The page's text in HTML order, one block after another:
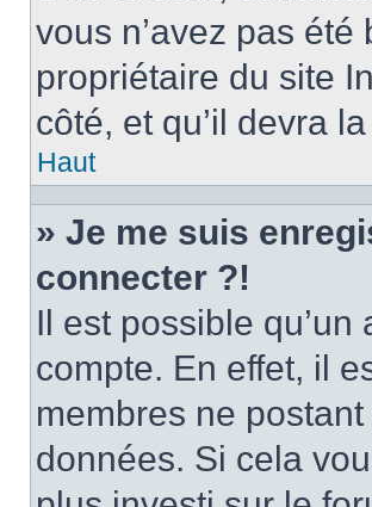
vous n’avez pas
propriétaire du site
côté, et qu’il devra
Haut
» Je me suis
connecter ?!
Il est possible
compte. En effet, il
membres ne
données. Si cela